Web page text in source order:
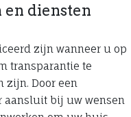
diensten
zijn wanneer u op
transparantie te
zijn. Door een
aansluit bij uw wensen